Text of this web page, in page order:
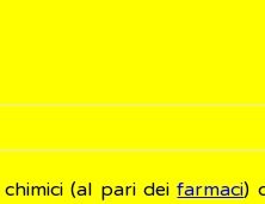
(al pari deifarmaci)